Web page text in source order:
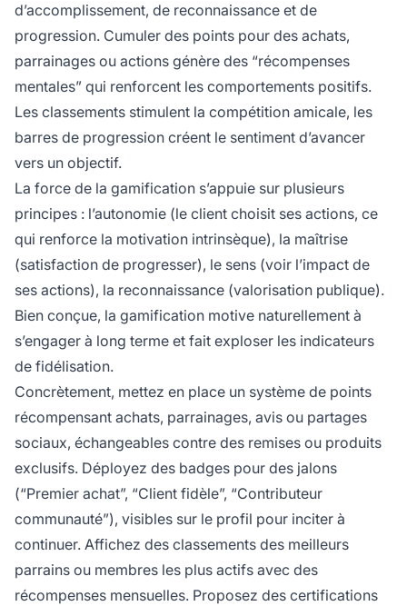
d’accomplissement, de reconnaissance et de
progression. Cumuler des points pour des achats,
parrainages ou actions génère des “récompenses
mentales” qui renforcent les comportements positifs.
Les classements stimulent la compétition amicale, les
barres de progression créent le sentiment d’avancer
vers un objectif.
La force de la gamification s’appuie sur plusieurs
principes : l’autonomie (le client choisit ses actions, ce
qui renforce la motivation intrinsèque), la maîtrise
(satisfaction de progresser), le sens (voir l’impact de
ses actions), la reconnaissance (valorisation publique).
Bien conçue, la gamification motive naturellement à
s’engager à long terme et fait exploser les indicateurs
de fidélisation.
Concrètement, mettez en place un système de points
récompensant achats, parrainages, avis ou partages
sociaux, échangeables contre des remises ou produits
exclusifs. Déployez des badges pour des jalons
(“Premier achat”, “Client fidèle”, “Contributeur
communauté”), visibles sur le profil pour inciter à
continuer. Affichez des classements des meilleurs
parrains ou membres les plus actifs avec des
récompenses mensuelles. Proposez des certifications